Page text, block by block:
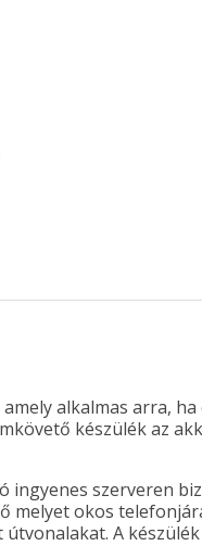
alkalmas arra,
készülék az
ingyenes szerveren
melyet okos
útvonalakat. A